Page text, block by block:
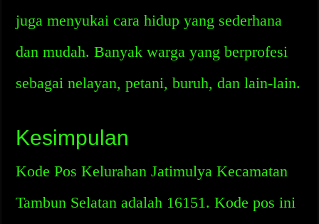
juga menyukai cara hidup yang sederhana
dan mudah. Banyak warga yang berprofesi
sebagai nelayan, petani, buruh, dan lain-lain.
Kesimpulan
Kode Pos Kelurahan Jatimulya Kecamatan
Tambun Selatan adalah 16151. Kode pos ini